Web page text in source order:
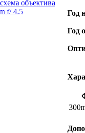
Год
Год